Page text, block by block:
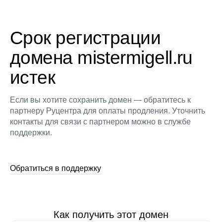
Срок регистрации
домена mistermigell.ru
истек
Если вы хотите сохранить домен — обратитесь к
партнеру Руцентра для оплаты продления. Уточнить
контакты для связи с партнером можно в службе
поддержки.
Обратиться в поддержку
Как получить этот домен